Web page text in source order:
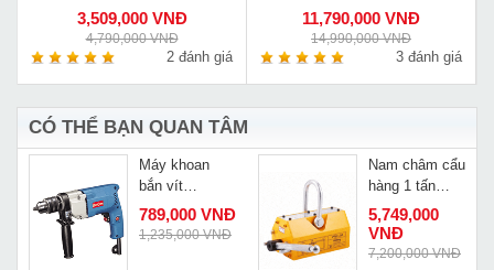
3,509,000 VNĐ
4,790,000 VNĐ
2 đánh giá
11,790,000 VNĐ
14,990,000 VNĐ
3 đánh giá
CÓ THỂ BẠN QUAN TÂM
Máy khoan
bắn vít
Dongcheng
J1Z-FF02-13
789,000 VNĐ
1,235,000 VNĐ
Nam châm cẩu
hàng 1 tấn
Kamiko PML-
10
5,749,000
VNĐ
7,200,000 VNĐ